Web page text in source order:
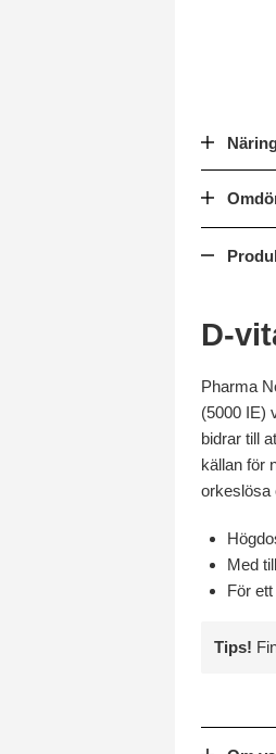
D-
Pharma
(5000 IE)
bidrar till
källan för
orkeslösa
Med
För
Tips!